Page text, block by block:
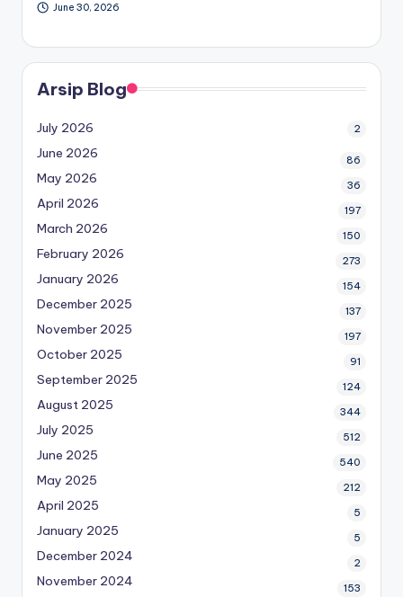
June 30, 2026
Arsip Blog
July 2026 2
June 2026 86
May 2026 36
April 2026 197
March 2026 150
February 2026 273
January 2026 154
December 2025 137
November 2025 197
October 2025 91
September 2025 124
August 2025 344
July 2025 512
June 2025 540
May 2025 212
April 2025 5
January 2025 5
December 2024 2
November 2024 153